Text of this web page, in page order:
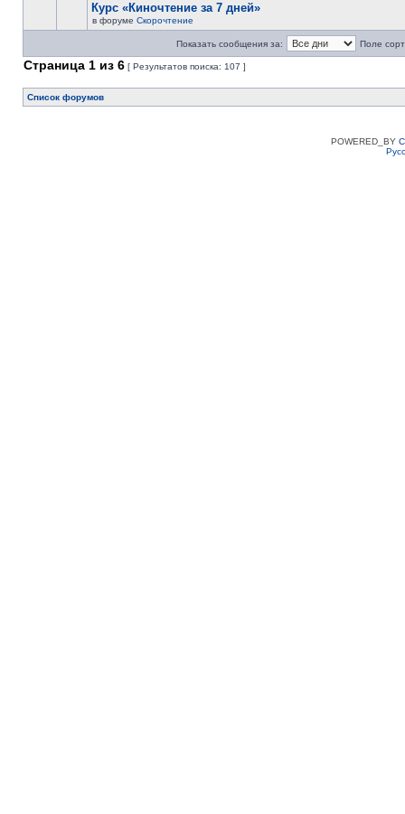
Курс «Киночтение за 7 дней»
в форуме Скорочтение
Показать сообщения за: Поле
Страница 1 из 6 [ Результатов поиска: 107 ]
Список форумов
POWERED_BY